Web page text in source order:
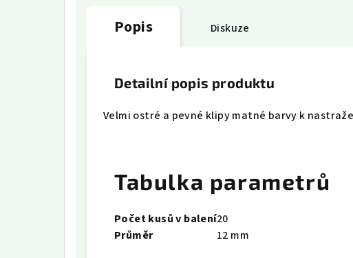
Popis Diskuze
Detailní popis produktu
Velmi ostré a pevné klipy matné barvy k
Tabulka parametrů
Počet kusů v balení20
Průměr
12 mm